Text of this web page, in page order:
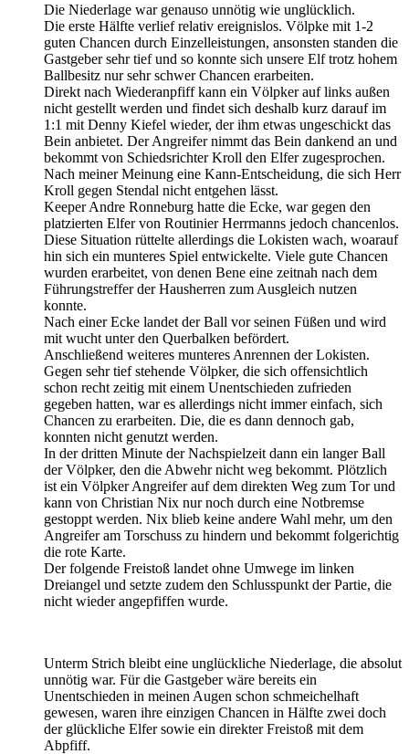
Die Niederlage war genauso unnötig wie unglücklich.
Die erste Hälfte verlief relativ ereignislos. Völpke mit 1-2
guten Chancen durch Einzelleistungen, ansonsten standen die
Gastgeber sehr tief und so konnte sich unsere Elf trotz hohem
Ballbesitz nur sehr schwer Chancen erarbeiten.
Direkt nach Wiederanpfiff kann ein Völpker auf links außen
nicht gestellt werden und findet sich deshalb kurz darauf im
1:1 mit Denny Kiefel wieder, der ihm etwas ungeschickt das
Bein anbietet. Der Angreifer nimmt das Bein dankend an und
bekommt von Schiedsrichter Kroll den Elfer zugesprochen.
Nach meiner Meinung eine Kann-Entscheidung, die sich Herr
Kroll gegen Stendal nicht entgehen lässt.
Keeper Andre Ronneburg hatte die Ecke, war gegen den
platzierten Elfer von Routinier Herrmanns jedoch chancenlos.
Diese Situation rüttelte allerdings die Lokisten wach, woarauf
hin sich ein munteres Spiel entwickelte. Viele gute Chancen
wurden erarbeitet, von denen Bene eine zeitnah nach dem
Führungstreffer der Hausherren zum Ausgleich nutzen
konnte.
Nach einer Ecke landet der Ball vor seinen Füßen und wird
mit wucht unter den Querbalken befördert.
Anschließend weiteres munteres Anrennen der Lokisten.
Gegen sehr tief stehende Völpker, die sich offensichtlich
schon recht zeitig mit einem Unentschieden zufrieden
gegeben hatten, war es allerdings nicht immer einfach, sich
Chancen zu erarbeiten. Die, die es dann dennoch gab,
konnten nicht genutzt werden.
In der dritten Minute der Nachspielzeit dann ein langer Ball
der Völpker, den die Abwehr nicht weg bekommt. Plötzlich
ist ein Völpker Angreifer auf dem direkten Weg zum Tor und
kann von Christian Nix nur noch durch eine Notbremse
gestoppt werden. Nix blieb keine andere Wahl mehr, um den
Angreifer am Torschuss zu hindern und bekommt folgerichtig
die rote Karte.
Der folgende Freistoß landet ohne Umwege im linken
Dreiangel und setzte zudem den Schlusspunkt der Partie, die
nicht wieder angepfiffen wurde.
Unterm Strich bleibt eine unglückliche Niederlage, die absolut
unnötig war. Für die Gastgeber wäre bereits ein
Unentschieden in meinen Augen schon schmeichelhaft
gewesen, waren ihre einzigen Chancen in Hälfte zwei doch
der glückliche Elfer sowie ein direkter Freistoß mit dem
Abpfiff.